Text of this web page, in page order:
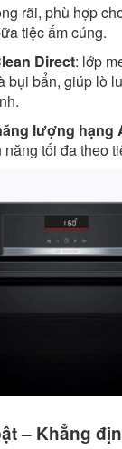
rãi, phù hợp
tiệc ấm cúng.
Direct: lớp
bụi bẩn, giúp lò
lượng hạng
tối đa theo
– Khẳng